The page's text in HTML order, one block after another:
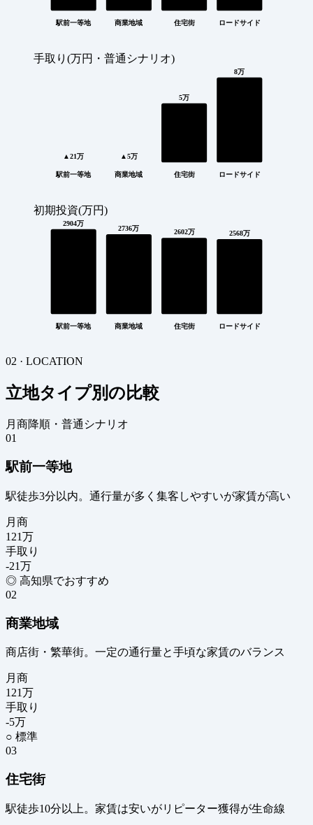
駅前一等地 商業地域 住宅街 ロードサイド
手取り(万円・普通シナリオ)
▲21万
駅前一等地
▲5万
商業地域
5万
住宅街
8万
ロードサイド
初期投資(万円)
2904万
駅前一等地
2736万
商業地域
2602万
住宅街
2568万
ロードサイド
02 · LOCATION
立地タイプ別の比較
月商降順・普通シナリオ
01
駅前一等地
駅徒歩3分以内。通行量が多く集客しやすいが家賃が高い
月商
121万
手取り
-21万
◎ 高知県でおすすめ
02
商業地域
商店街・繁華街。一定の通行量と手頃な家賃のバランス
月商
121万
手取り
-5万
○ 標準
03
住宅街
駅徒歩10分以上。家賃は安いがリピーター獲得が生命線